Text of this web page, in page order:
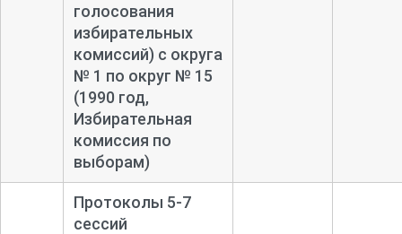
голосования
избирательных
комиссий) с округа
№ 1 по округ № 15
(1990 год,
Избирательная
комиссия по
выборам)
Протоколы 5-7
сессий